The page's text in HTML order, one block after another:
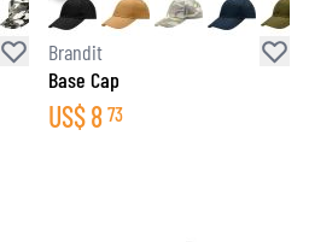
Brandit
Base Cap
US$8 73